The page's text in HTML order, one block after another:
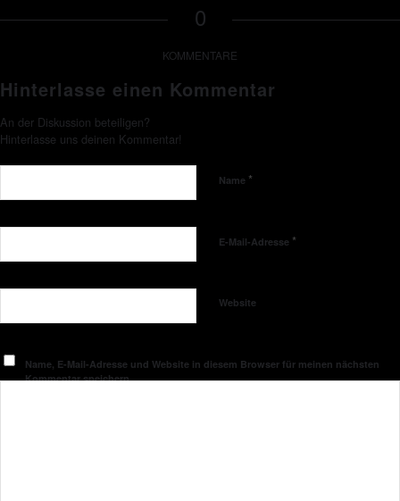
0
KOMMENTARE
Hinterlasse einen Kommentar
An der Diskussion beteiligen?
Hinterlasse uns deinen Kommentar!
Name *
E-Mail-Adresse *
Website
Name, E-Mail-Adresse und Website in diesem Browser für meinen nächsten
Kommentar speichern.